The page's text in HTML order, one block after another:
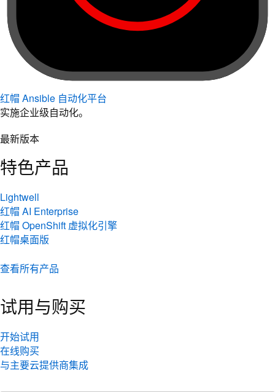
红帽 Ansible 自动化平台
实施企业级自动化。
最新版本
特色产品
Lightwell
红帽 AI Enterprise
红帽 OpenShift 虚拟化引擎
红帽桌面版
查看所有产品
试用与购买
开始试用
在线购买
与主要云提供商集成